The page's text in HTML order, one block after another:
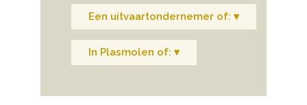
Een uitvaartondernemer of: ▾
In Plasmolen of: ▾